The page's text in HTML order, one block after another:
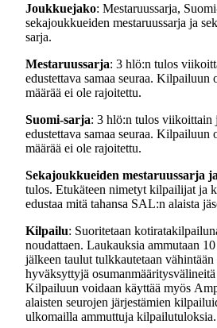
Joukkuejako: Mestaruussarja,
sekajoukkueiden mestaruussarja ja
sarja.
Mestaruussarja: 3 hlö:n tulos
edustettava samaa seuraa. Kilpailuun
määrää ei ole rajoitettu.
Suomi-sarja: 3 hlö:n tulos viikoittain
edustettava samaa seuraa. Kilpailuun
määrää ei ole rajoitettu.
Sekajoukkueiden mestaruussarja
tulos. Etukäteen nimetyt kilpailijat ja
edustaa mitä tahansa SAL:n alaista
Kilpailu: Suoritetaan
noudattaen. Laukauksia ammutaan
jälkeen taulut tulkkautetaan
hyväksyttyjä
Kilpailuun voidaan käyttää myös
alaisten seurojen järjestämien
ulkomailla ammuttuja kilpailutuloksia.